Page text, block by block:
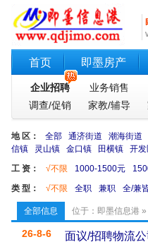
首页 即墨房产
企业招聘 业务销售
调查/促销
家教/辅导
地 区： 全部 通济街道 潮海街道
信镇
灵山镇 金口镇 田横镇 开发
工 资：
√不限 1000-1500元
类 型：
√不限 全职 兼职 全/兼
全部信息 位于： 即墨信息港 »
26-8-6 面议/招聘物流